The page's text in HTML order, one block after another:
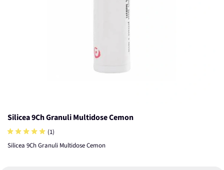
Silicea 9Ch Granuli Multidose Cemon
(1)
Silicea 9Ch Granuli Multidose Cemon